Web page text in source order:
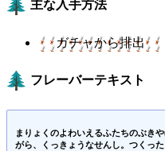
主な入手方法
ガチャから排出
フレーバーテキスト
まりょくのよわいえるふたちのぶき
がら、くっきょうなせんし。つくっ